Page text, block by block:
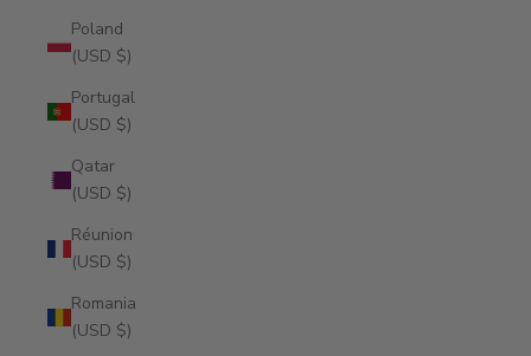
Poland
(USD $)
Portugal
(USD $)
Qatar
(USD $)
Réunion
(USD $)
Romania
(USD $)